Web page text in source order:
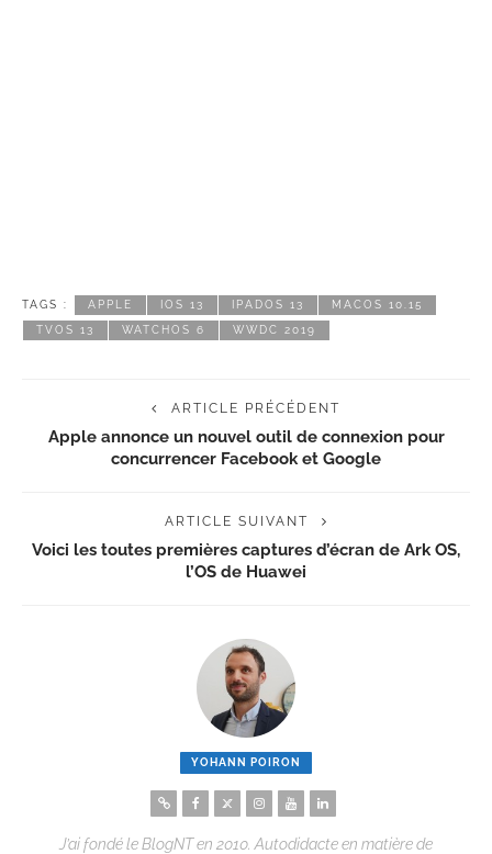
TAGS : APPLE IOS 13 IPADOS 13 MACOS 10.15
TVOS 13 WATCHOS 6 WWDC 2019
ARTICLE PRÉCÉDENT
Apple annonce un nouvel outil de connexion pour
concurrencer Facebook et Google
ARTICLE SUIVANT
Voici les toutes premières captures d’écran de Ark OS,
l’OS de Huawei
YOHANN POIRON
J’ai fondé le BlogNT en 2010. Autodidacte en matière de